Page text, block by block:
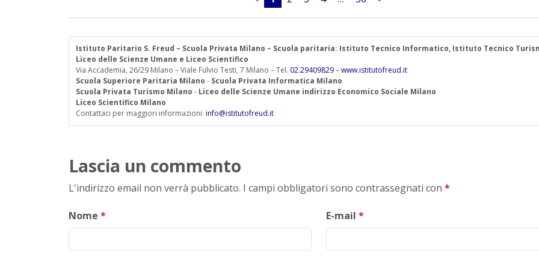
Istituto Paritario S. Freud – Scuola Privata Milano – Scuola paritaria: Istituto Tecnico Informatico, Istituto Tecnico
Liceo delle Scienze Umane e Liceo Scientifico
Via Accademia, 26/29 Milano – Viale Fulvio Testi, 7 Milano – Tel. 02.29409829–www.istitutofreud.it
Scuola Superiore Paritaria Milano - Scuola Privata Informatica Milano
Scuola Privata Turismo Milano - Liceo delle Scienze Umane indirizzo Economico Sociale Milano
Liceo Scientifico Milano
Contattaci per maggiori informazioni: info@istitutofreud.it
Lascia un commento
L'indirizzo email non verrà pubblicato. I campi obbligatori sono contrassegnati con *
Nome * E-mail *